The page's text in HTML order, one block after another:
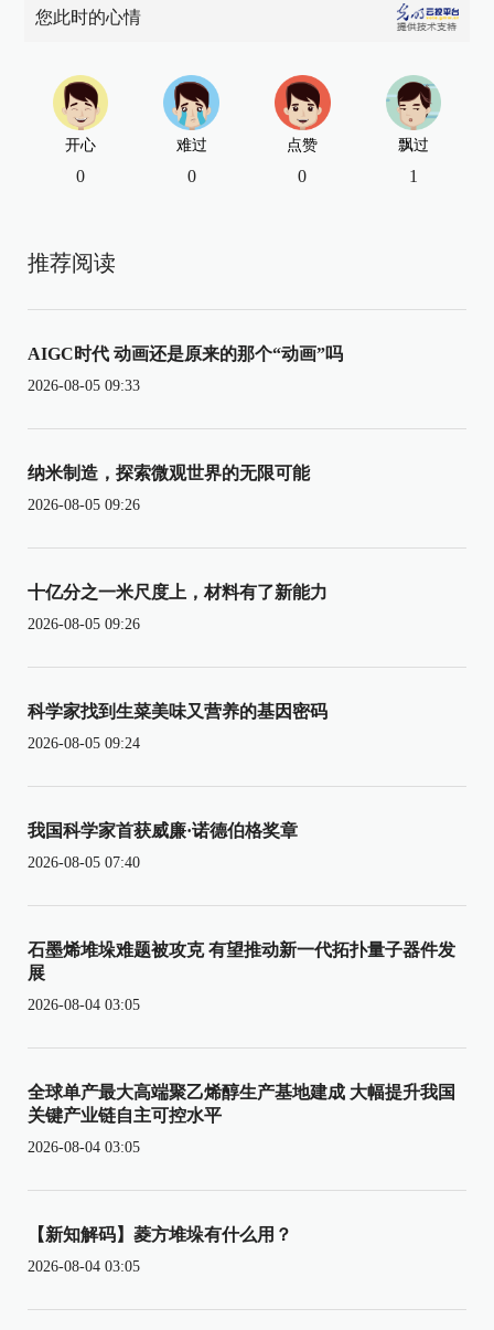
您此时的心情
开心
0
难过
0
点赞
0
飘过
1
推荐阅读
AIGC时代 动画还是原来的那个“动画”吗
2026-08-05 09:33
纳米制造，探索微观世界的无限可能
2026-08-05 09:26
十亿分之一米尺度上，材料有了新能力
2026-08-05 09:26
科学家找到生菜美味又营养的基因密码
2026-08-05 09:24
我国科学家首获威廉·诺德伯格奖章
2026-08-05 07:40
石墨烯堆垛难题被攻克 有望推动新一代拓扑量子器件发
展
2026-08-04 03:05
全球单产最大高端聚乙烯醇生产基地建成 大幅提升我国
关键产业链自主可控水平
2026-08-04 03:05
【新知解码】菱方堆垛有什么用？
2026-08-04 03:05